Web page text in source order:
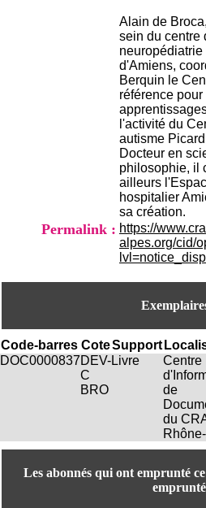
Alain de
sein du centre
d'Amiens,
Berquin le
référence
l'activité du
autisme
Docteur en
philosophie, il
ailleurs
hospitalier
sa création.
Permalink : https://
alpes.org/cid/
Code-barres CoteSupport
DOC0000837DEV-
C
BRO
Livre
Centre
de
du
Les abonnés qui ont emprunté
i
e
r
,
b
â
t
.
2
1
1
9
5
,
B
d
P
i
n
F
-
6
R
N